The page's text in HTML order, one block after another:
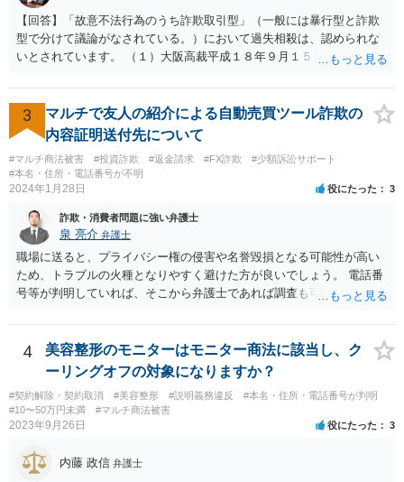
【回答】「故意不法行為のうち詐欺取引型」（一般には暴行型と詐欺
型で分けて議論がなされている。）において過失相殺は、認められな
いとされています。 （１）大阪高裁平成１８年９月１５日裁判例 裁判
相殺は、本来文字通り過失のある当事者同士の損害の公平な分担調整
のための法制度であり、元来故意の不法行為の場合にはなじまないも
のというべきである。なぜなら、故意の不法行為は、加害者が悪意を
もって一方的に被害者に対して仕掛けるものであり、根本的に被害者
に生じた痛みをともに分け合うための基盤を欠く上、取引的不法行為
における加害者の故意は、通常、被害者の落ち度或いは弱み、不意、
らにつけ込むものであるから、被害者が加害者の思惑どおりに落ち度
等を示したからといって、これをもって被害者の過失と評価し、被害
者の加害者に対する損害賠償から被害者の落ち度等相当分を減額する
ことにすれば必ず不法行為の成果をその分確保することができること
になるが、そのような事態を容認することは、結果として、不法行為
るにも似て、明らかに正義と法の精神に反するからである。したがっ
て、故意の不法行為の場合、特段の事情がない限り、被害者の落ち度
等を過失と評価して損害額の減額事由とすることは許されない。」と
判示した。 （２）東京高等裁判所平成３０年５月２３日裁判例 裁判所
は、「故意ある不法行為（詐欺行為）に対する過失相殺の適用」につ
いて「本件のような故意による不法行為であって犯罪成立可能性すら
きである。・・・過失相殺は、当事者間の公平を図るため、損害賠償
の額を定めるに当たって、被害者の過失を考慮する制度であるとこ
3
マルチで友人の紹介による自動売買ツール詐欺の
内容証明送付先について
#マルチ商法被害 #投資詐欺 #返金請求 #FX詐欺
#少額訴訟サポート
#本名・住所・電話番号が不明
2024年1月28日 役にたった 3
詐欺・消費者問題に強い弁護士
泉 亮介 弁護士
職場に送ると、プライバシー権の侵害や名誉毀損となる可能性が高い
ため、トラブルの火種となりやすく避けた方が良いでしょう。 電話番
号等が判明していれば、そこから弁護士であれば調査も可能です。
4
美容整形のモニターはモニター商法に該当し、ク
ーリングオフの対象になりますか？
#契約解除・契約取消 #美容整形 #説明義務違反
#本名・住所・電話番号が判明
#10〜50万円未満
#マルチ商法被害
2023年9月26日 役にたった 3
内藤 政信 弁護士